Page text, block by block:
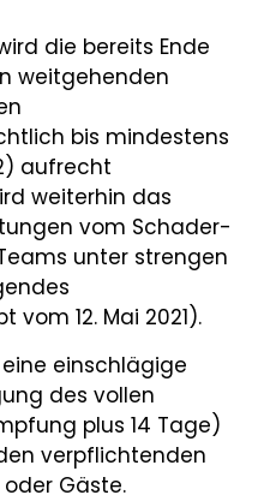
die bereits Ende
weitgehenden
bis mindestens
aufrecht
weiterhin das
vom Schader-
unter strengen
vom 12. Mai 2021).
eine einschlägige
des vollen
plus 14 Tage)
verpflichtenden
Gäste.